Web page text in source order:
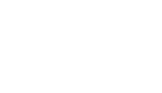
人 警民合力深夜将其击毙